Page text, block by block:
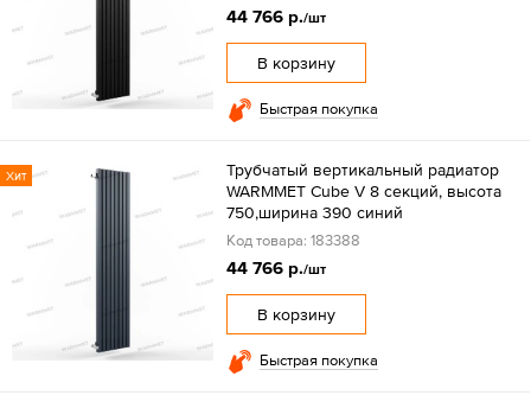
44 766 р./шт
В корзину
Быстрая покупка
Хит
Трубчатый вертикальный радиатор
WARMMET Cube V 8 секций, высота
750,ширина 390 синий
Код товара: 183388
44 766 р./шт
В корзину
Быстрая покупка